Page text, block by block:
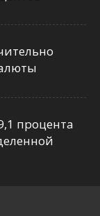
процента